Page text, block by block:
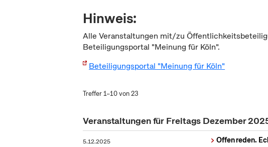
Hinweis:
Alle Veranstaltungen mit/zu
Beteiligungsportal "Meinung für Köln".
Beteiligungsportal "Meinung für Köln"
Treffer 1–10 von 23
Veranstaltungen für Freitags Dezember
5.12.2025
Offen reden.